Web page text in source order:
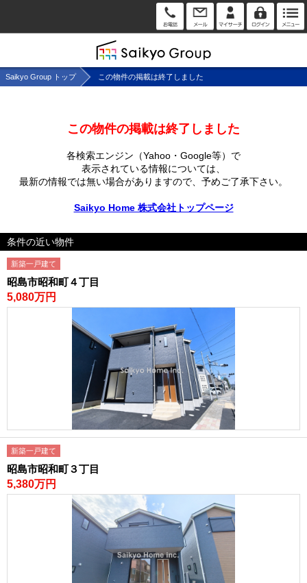
Saikyo Group トップ この物件の掲載は終了しました
この物件の掲載は終了しました
各検索エンジン（Yahoo・Google等）で
表示されている情報については、
最新の情報では無い場合がありますので、 予めご了承下さい。
Saikyo Home 株式会社トップページ
条件の近い物件
新築一戸建て
昭島市昭和町４丁目
5,080万円
新築一戸建て
昭島市昭和町３丁目
5,380万円